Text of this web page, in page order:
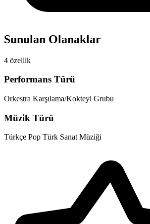
Sunulan Olanaklar
4 özellik
Performans Türü
Orkestra Karşılama/Kokteyl Grubu
Müzik Türü
Türkçe Pop Türk Sanat Müziği